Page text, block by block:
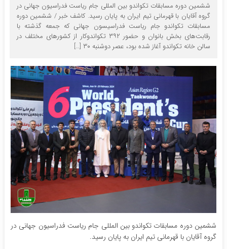
ششمین دوره مسابقات تکواندو بین المللی جام ریاست فدراسیون جهانی در
گروه آقایان با قهرمانی تیم ایران به پایان رسید. کاشف خبر / ششمین دوره
مسابقات تکواندو جام ریاست فدراسیسون جهانی که جمعه گذشته با
رقابت‌های بخش بانوان و حضور ۳۹۲ تکواندوکار از کشور‌های مختلف در
سالن خانه تکواندو آغاز شده بود، عصر دوشنبه ۳۰ […]
ششمین دوره مسابقات تکواندو بین المللی جام ریاست فدراسیون جهانی در
گروه آقایان با قهرمانی تیم ایران به پایان رسید.